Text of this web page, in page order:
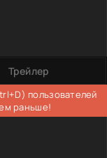
Трейлер
пользователей
раньше!